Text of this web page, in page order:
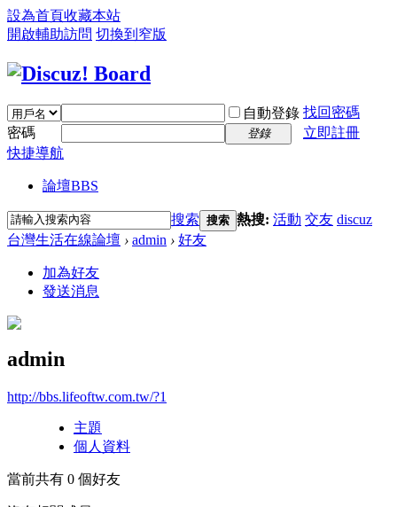
設為首頁收藏本站
開啟輔助訪問 切換到窄版
自動登錄 找回密碼
密碼
登錄
立即註冊
快捷導航
論壇BBS
搜索 搜索 熱搜: 活動 交友 discuz
台灣生活在線論壇 › admin › 好友
加為好友
發送消息
admin
http://bbs.lifeoftw.com.tw/?1
主題
個人資料
當前共有 0 個好友